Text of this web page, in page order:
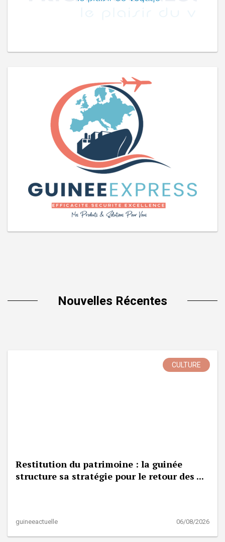
Nouvelles Récentes
CULTURE
Restitution du patrimoine : la guinée
structure sa stratégie pour le retour des ...
guineeactuelle 06/08/2026